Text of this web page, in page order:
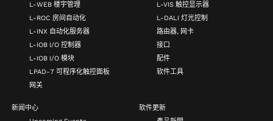
L-WEB 楼宇管理
L-ROC 房间自动化
L-INX 自动化服务器
L-IOB I/O 控制器
L-IOB I/O 模块
LPAD-7 可程序化触控面板
网关
L-VIS 触控显示器
L-DALI 灯光控制
路由器, 网卡
接口
配件
软件工具
新闻中心
软件更新